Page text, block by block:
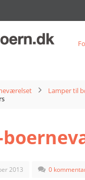
Lamper til
2013 0